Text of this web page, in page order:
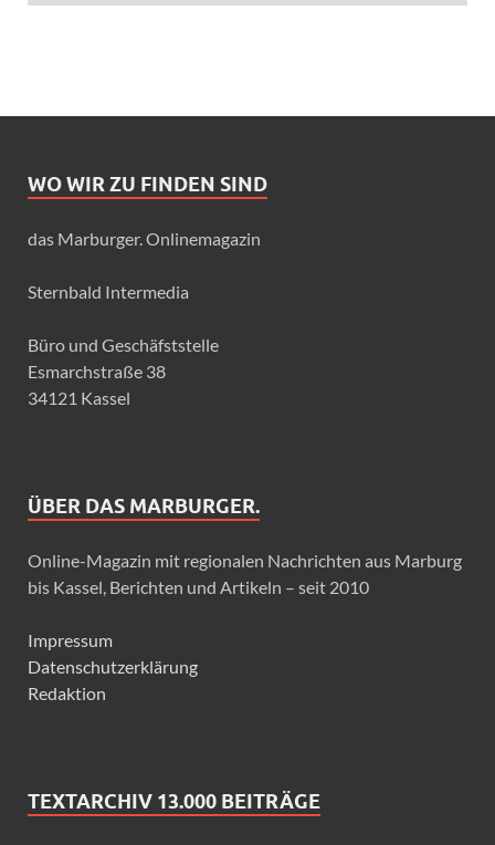
WO WIR ZU FINDEN SIND
das Marburger. Onlinemagazin
Sternbald Intermedia
Büro und Geschäfststelle
Esmarchstraße 38
34121 Kassel
ÜBER DAS MARBURGER.
Online-Magazin mit regionalen Nachrichten aus Marburg
bis Kassel, Berichten und Artikeln – seit 2010
Impressum
Datenschutzerklärung
Redaktion
TEXTARCHIV 13.000 BEITRÄGE